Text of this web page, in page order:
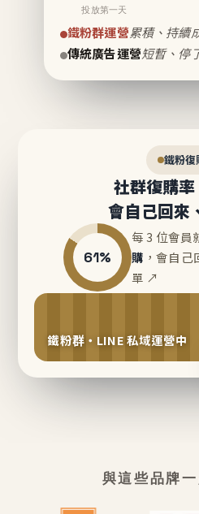
投放第一天
鐵粉群運營累積、持續
傳統廣告運營短暫、停
鐵粉復
社群復購率
會自己回來
61%
每 3 位會員
購 ，會自
單 ↗
鐵粉群・LINE 私域運營中
與這些品牌